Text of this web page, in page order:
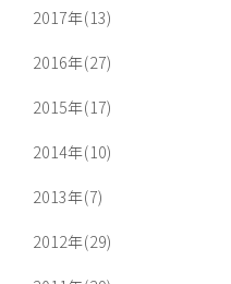
2017年(13)
2016年(27)
2015年(17)
2014年(10)
2013年(7)
2012年(29)